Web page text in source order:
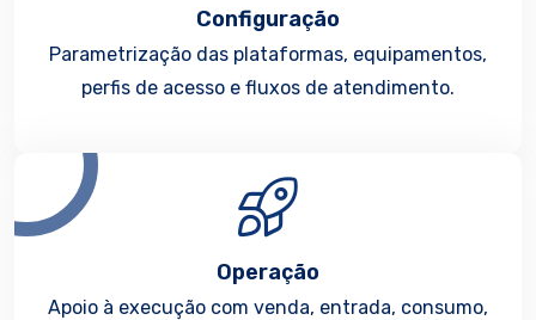
Configuração
Parametrização das plataformas, equipamentos,
perfis de acesso e fluxos de atendimento.
Operação
Apoio à execução com venda, entrada, consumo,